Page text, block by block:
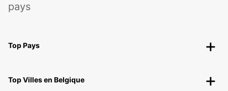
pays
Top Pays
Top Villes en Belgique